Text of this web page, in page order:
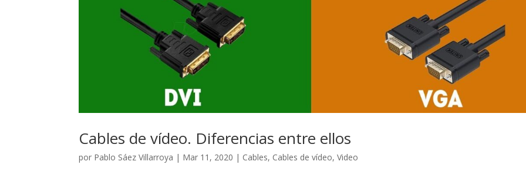
Cables de vídeo. Diferencias entre ellos
por Pablo Sáez Villarroya | Mar 11, 2020 | Cables, Cables de vídeo,Video